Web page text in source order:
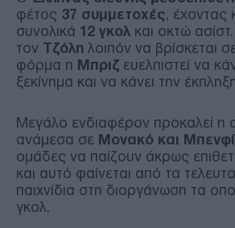
φέτος 37 συμμετοχές, έχοντας
συνολικά 12 γκολ και οκτώ
τον Τζόλη λοιπόν να βρίσκεται
φόρμα η Μπριζ ευελπιστεί να
ξεκίνημα και να κάνει την
Μεγάλο ενδιαφέρον προκαλεί η
ανάμεσα σε Μονακό και
ομάδες να παίζουν άκρως
και αυτό φαίνεται από τα
παιχνίδια στη διοργάνωση τα
γκολ.